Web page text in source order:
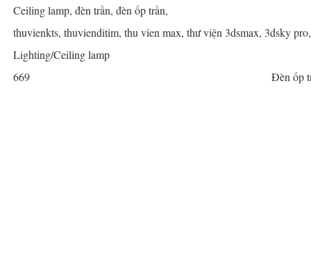
Ceiling lamp, đèn trần, đèn ốp trần,
thuvienkts, thuvienditim, thu vien max, thư viện 3dsmax, 3dsky
Lighting/Ceiling lamp
669
Đèn ốp